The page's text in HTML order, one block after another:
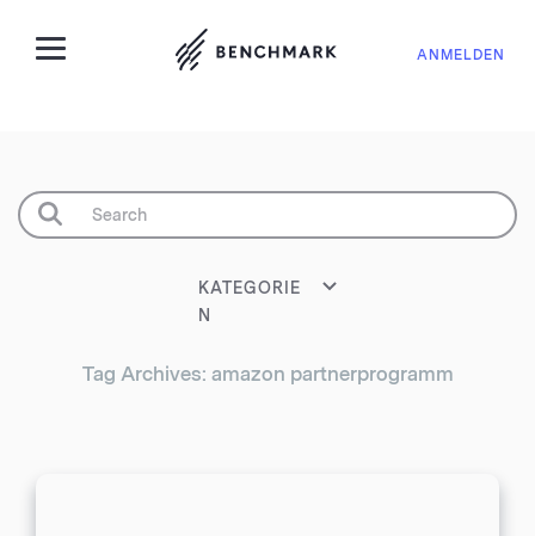
ANMELDEN
KATEGORIE
N
Tag Archives: amazon partnerprogramm